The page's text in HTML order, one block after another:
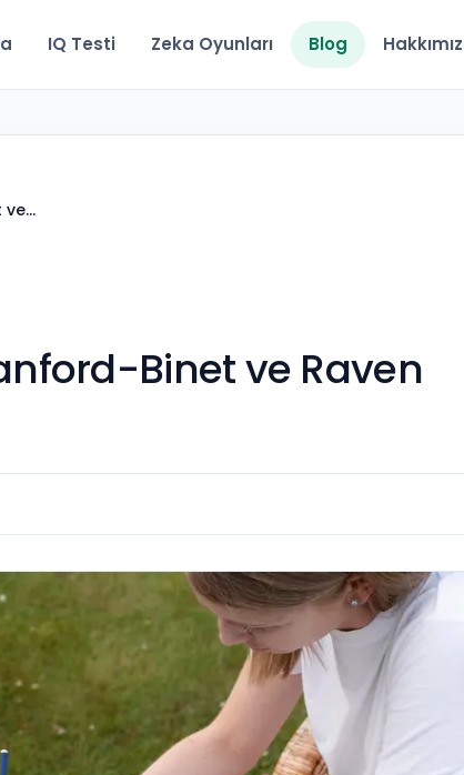
IQ Testi Zeka Oyunları Blog
ve…
Binet ve Raven